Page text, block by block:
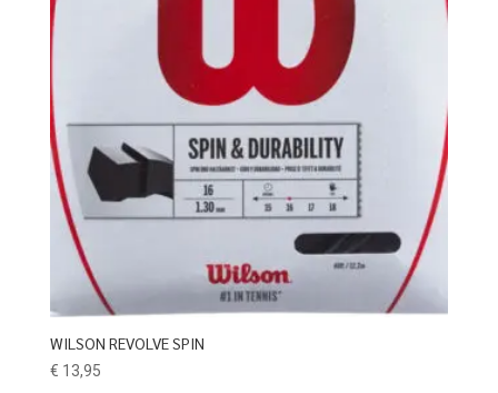
WILSON REVOLVE SPIN
€ 13,95